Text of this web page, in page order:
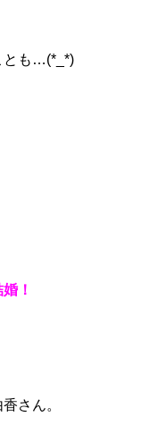
とも…(*_*)
！
さん。